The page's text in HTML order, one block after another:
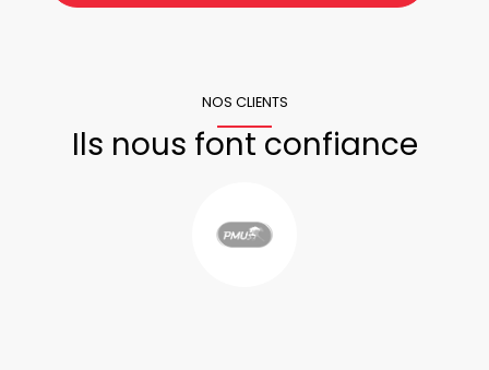
NOS CLIENTS
Ils nous font confiance